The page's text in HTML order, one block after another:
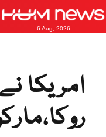
6 Aug, 2026